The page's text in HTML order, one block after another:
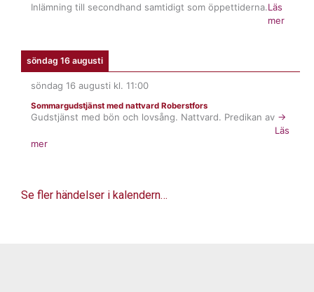
Inlämning till secondhand samtidigt som öppettiderna.Läs
mer
söndag 16 augusti
söndag 16 augusti kl. 11:00
Sommargudstjänst med nattvard Roberstfors
Gudstjänst med bön och lovsång. Nattvard. Predikan av →
Läs
mer
Se fler händelser i kalendern…